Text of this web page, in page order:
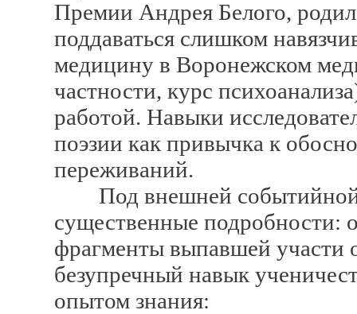
Премии Андрея Белого,
поддаваться слишком
медицину в Воронежском
частности, курс
работой. Навыки
поэзии как привычка к
переживаний.
Под внешней событийной
существенные подробности:
фрагменты выпавшей участи
безупречный навык
опытом знания: